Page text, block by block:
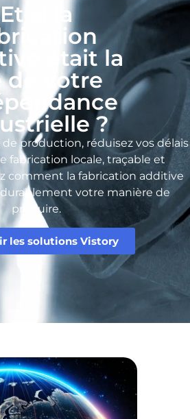
Et si la
était la
de votre
?
production, réduisez vos délais
fabrication locale, traçable et
comment la fabrication additive
votre manière de
produire.
les solutions Vistory